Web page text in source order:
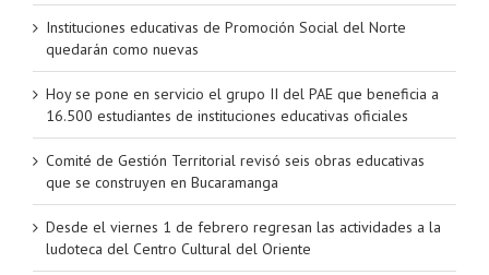
Instituciones educativas de Promoción Social del Norte
quedarán como nuevas
Hoy se pone en servicio el grupo II del PAE que beneficia a
16.500 estudiantes de instituciones educativas oficiales
Comité de Gestión Territorial revisó seis obras educativas
que se construyen en Bucaramanga
Desde el viernes 1 de febrero regresan las actividades a la
ludoteca del Centro Cultural del Oriente